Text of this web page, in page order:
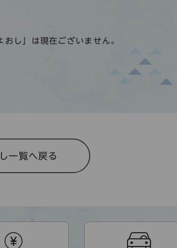
おし」は現在ございません。
一覧へ戻る